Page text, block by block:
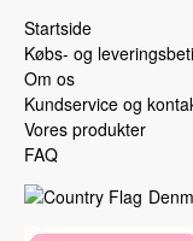
Startside
Købs- og
Om os
Kundservice og
Vores produkter
FAQ